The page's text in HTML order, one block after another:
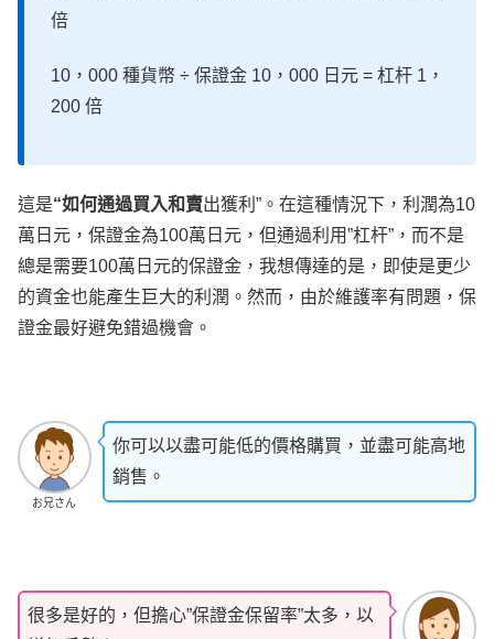
倍
10，000 種貨幣 ÷ 保證金 10，000 日元 = 杠杆 1，
200 倍
這是“如何通過買入和賣出獲利”。在這種情況下，利潤為10
萬日元，保證金為100萬日元，但通過利用”杠杆”，而不是
總是需要100萬日元的保證金，我想傳達的是，即使是更少
的資金也能產生巨大的利潤。然而，由於維護率有問題，保
證金最好避免錯過機會。
お兄さん
你可以以盡可能低的價格購買，並盡可能高地
銷售。
很多是好的，但擔心”保證金保留率”太多，以